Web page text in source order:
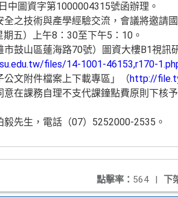
中圖資字第1000004315號函辦理。
之技術與產學經驗交流，會議將邀請
五）上午8：30至下午5：10。
鼓山區蓮海路70號）圖資大樓B1視訊
files/14-1001-46153,r170-
文附件檔案上下載專區」（http://
在課務自理不支代課鐘點費原則下核
先生，電話（07）5252000-2535。
下
點擊率： 564 |